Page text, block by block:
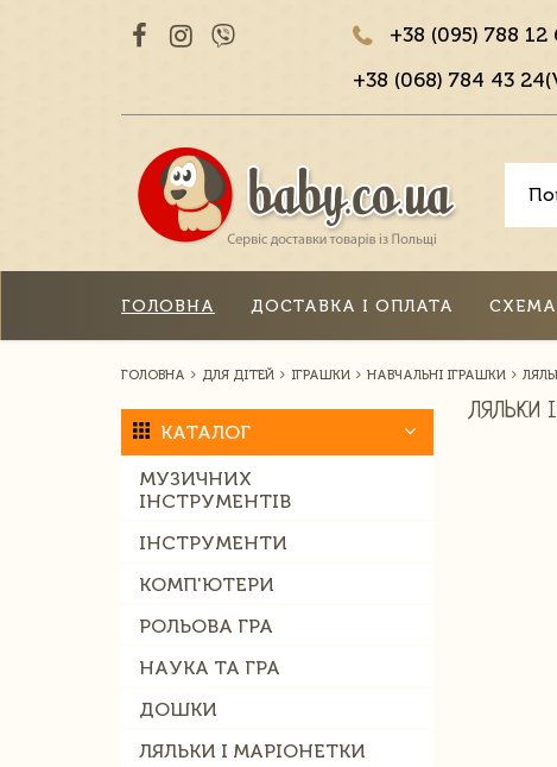
+38 (095) 788 12
+38 (068) 784 43
ГОЛОВНА ДОСТАВКА І ОПЛАТА
ГОЛОВНА ДЛЯ ДІТЕЙ ІГРАШКИ НАВЧАЛЬНІ ІГРАШКИ
КАТАЛОГ
МУЗИЧНИХ
ІНСТРУМЕНТІВ
ІНСТРУМЕНТИ
КОМП'ЮТЕРИ
РОЛЬОВА ГРА
НАУКА ТА ГРА
ДОШКИ
ЛЯЛЬКИ І МАРІОНЕТКИ
ЛЯЛЬКИ